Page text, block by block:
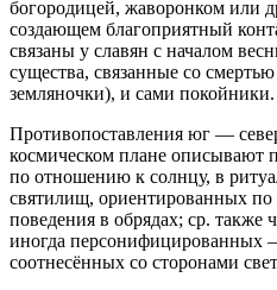
богородицей, жаворонком или
создающем благоприятный
связаны у славян с началом
существа, связанные со
земляночки), и сами покойники.
Противопоставления юг —
космическом плане описывают
по отношению к солнцу, в
святилищ, ориентированных по
поведения в обрядах; ср. также
иногда персонифицированных
соотнесённых со сторонами